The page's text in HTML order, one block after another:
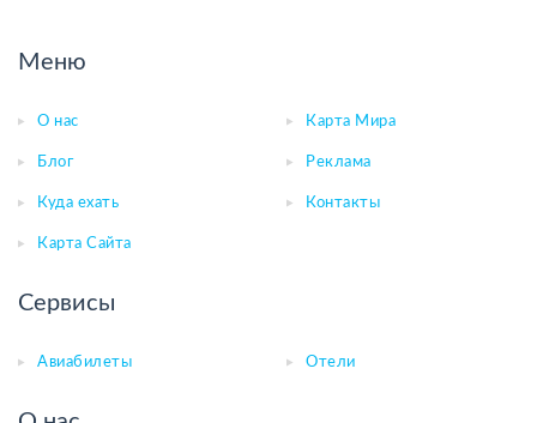
Меню
О нас Карта Мира
Блог Реклама
Куда ехать Контакты
Карта Сайта
Сервисы
Авиабилеты Отели